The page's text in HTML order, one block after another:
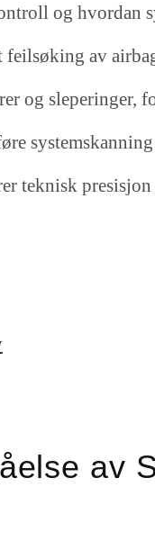
og hvordan
av
og sleperinger,
teknisk presisjon
av